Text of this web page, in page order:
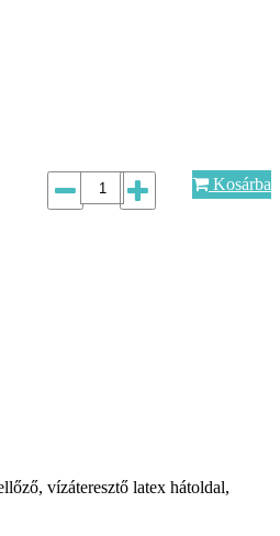
Kosárba
vízáteresztő latex hátoldal,